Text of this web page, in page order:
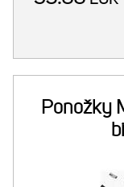
Ponožky